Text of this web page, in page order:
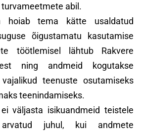
abil.
hoiab tema kätte usaldatud
õigustamatu kasutamise
töötlemisel lähtub Rakvere
ning andmeid kogutakse
teenuste osutamiseks
teenindamiseks.
väljasta isikuandmeid teistele
juhul, kui andmete